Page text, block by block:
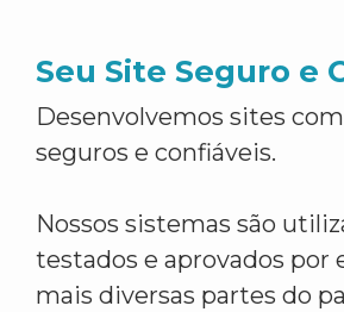
Seu Site Seguro e
Desenvolvemos sites
seguros e confiáveis.
Nossos sistemas são
testados e aprovados por
mais diversas partes do